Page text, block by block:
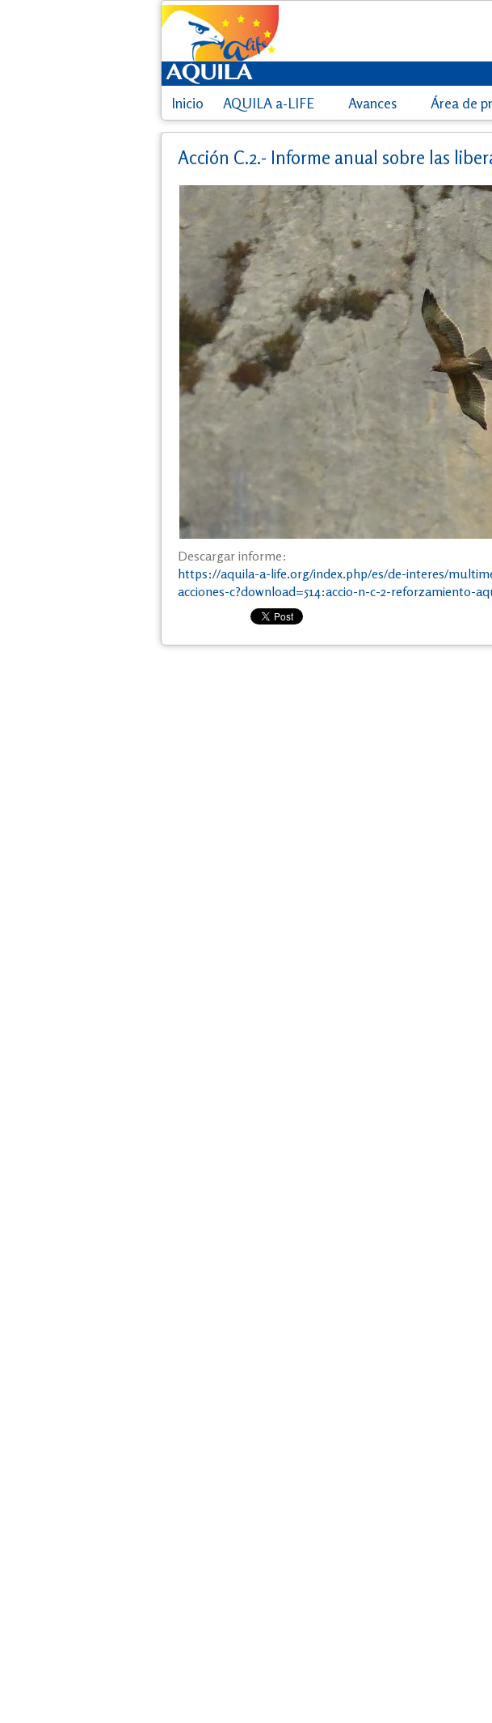
Inicio AQUILA a-LIFE Avances Área de
Acción C.2.- Informe anual sobre las
Descargar informe:
https://aquila-a-life.org/index.php/es/de-interes/
acciones-c?download=514:accio-n-c-2-reforzamiento-